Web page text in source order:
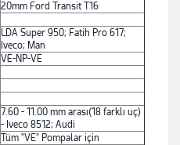
20mm Ford Transit T16
LDA Super 950; Fatih Pro 617;
Iveco; Man
VE-NP-VE
7.60 - 11.00 mm arası(18 farklı uç)
- Iveco 8512; Audi
Tüm "VE" Pompalar için